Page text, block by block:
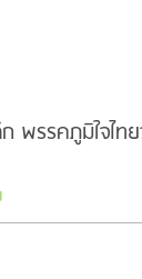
ก พรรคภูมิใ